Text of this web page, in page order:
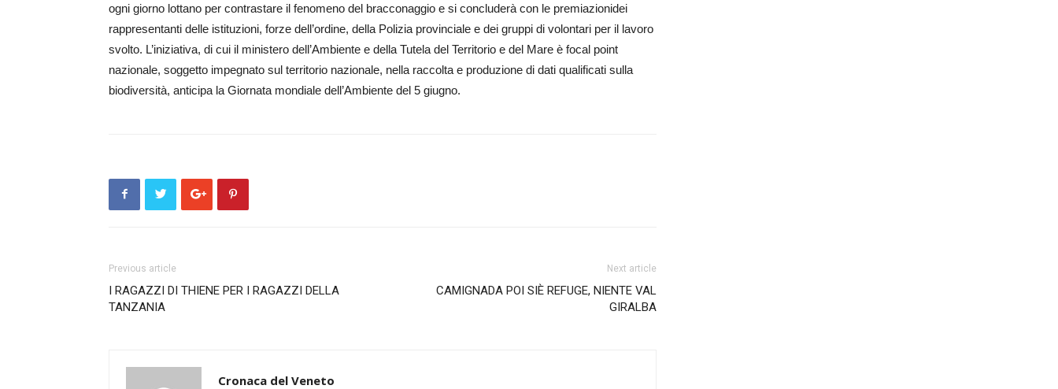
ogni giorno lottano per contrastare il fenomeno del bracconaggio e si concluderà con le premiazionidei
rappresentanti delle istituzioni, forze dell’ordine, della Polizia provinciale e dei gruppi di volontari per il lavoro
svolto. L’iniziativa, di cui il ministero dell’Ambiente e della Tutela del Territorio e del Mare è focal point
nazionale, soggetto impegnato sul territorio nazionale, nella raccolta e produzione di dati qualificati sulla
biodiversità, anticipa la Giornata mondiale dell’Am­biente del 5 giugno.
Previous article
I RAGAZZI DI THIENE PER I RAGAZZI DELLA
TANZANIA
Next article
CAMIGNADA POI SIÈ REFUGE, NIENTE VAL
GIRALBA
Cronaca del Veneto